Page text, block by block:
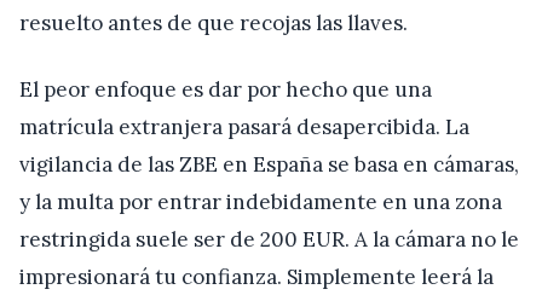
resuelto antes de que recojas las llaves.
El peor enfoque es dar por hecho que una
matrícula extranjera pasará desapercibida. La
vigilancia de las ZBE en España se basa en cámaras,
y la multa por entrar indebidamente en una zona
restringida suele ser de 200 EUR. A la cámara no le
impresionará tu confianza. Simplemente leerá la